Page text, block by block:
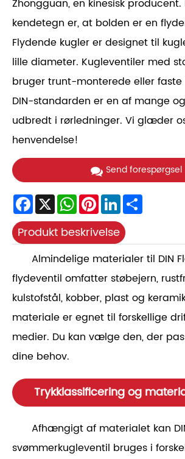
Zhongguan, en kinesisk producent.
kendetegn er, at bolden er en
Flydende kugler er designet til
lille diameter. Kugleventiler med
bruger trunt-monterede eller faste
DIN-standarden er en af ​​mange
udbredt i rørledninger. Vi glæder
henvendelse!
Send forespørgsel
Facebook
X WhatsAppPinterestLinkedIn
Produkt beskrivelse
Almindelige materialer til DIN
flydeventil omfatter støbejern,
kulstofstål, kobber, plast og
materiale er egnet til forskellige
medier. Du kan vælge den, der
dine behov.
Trykklassificering og
Afhængigt af materialet kan
svømmerkugleventil bruges i